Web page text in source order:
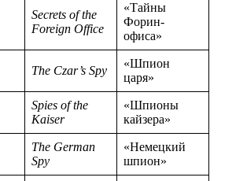
Secrets of the
Foreign Office
«Тайны
Форин-
офиса»
The Czar’s Spy
«Шпион
царя»
Spies of the
Kaiser
«Шпионы
кайзера»
The German
Spy
«Немецкий
шпион»